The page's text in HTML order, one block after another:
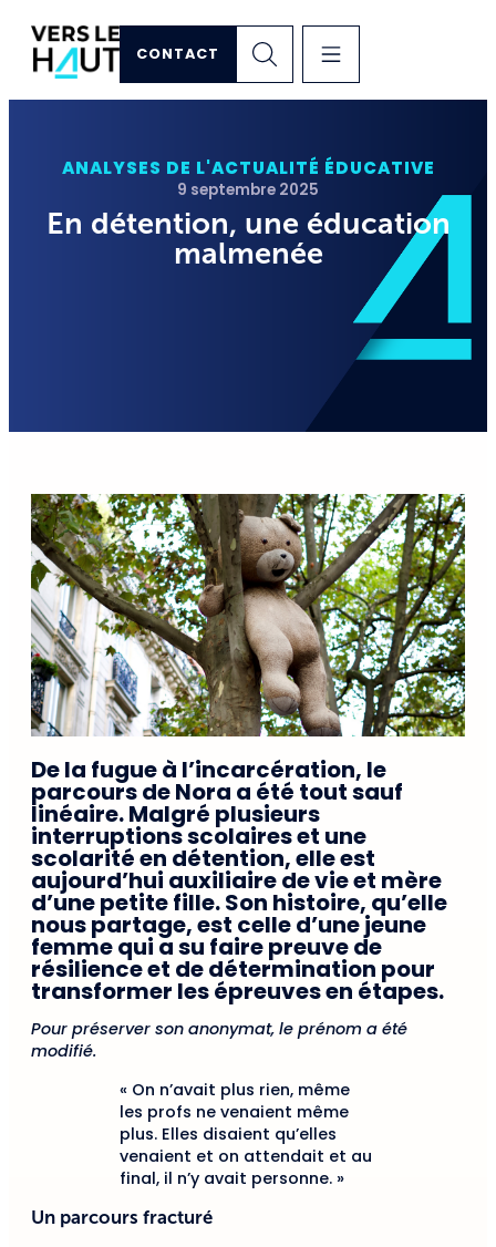
CONTACT
ANALYSES DE L'ACTUALITÉ ÉDUCATIVE
9 septembre 2025
En détention, une éducation
malmenée
De la fugue à l’incarcération, le
parcours de Nora a été tout sauf
linéaire. Malgré plusieurs
interruptions scolaires et une
scolarité en détention, elle est
aujourd’hui auxiliaire de vie et mère
d’une petite fille. Son histoire, qu’elle
nous partage, est celle d’une jeune
femme qui a su faire preuve de
résilience et de détermination pour
transformer les épreuves en étapes.
Pour préserver son anonymat, le prénom a été
modifié.
« On n’avait plus rien, même
les profs ne venaient même
plus. Elles disaient qu’elles
venaient et on attendait et au
final, il n’y avait personne. »
Un parcours fracturé